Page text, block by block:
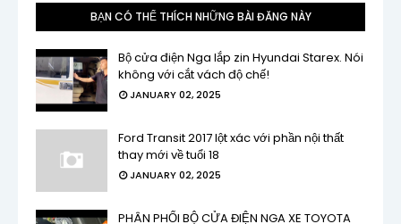
BẠN CÓ THỂ THÍCH NHỮNG BÀI ĐĂNG NÀY
Bộ cửa điện Nga lắp zin Hyundai Starex. Nói
không với cắt vách độ chế!
JANUARY 02, 2025
Ford Transit 2017 lột xác với phần nội thất
thay mới về tuổi 18
JANUARY 02, 2025
PHÂN PHỐI BỘ CỬA ĐIỆN NGA XE TOYOTA